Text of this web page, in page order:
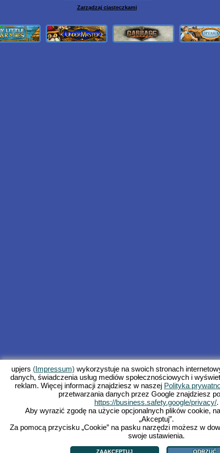
Zarządzaj ciasteczkami
upjers (Impressum) wykorzystuje na swoich stronach
danych, świadczenia usług mediów społecznościowych i
reklam. Więcej informacji znajdziesz w naszej Polityka
przetwarzania danych przez Google znajdziesz
https://business.safety.google/privacy/.
Aby wyrazić zgodę na użycie opcjonalnych plików cookie,
„Akceptuj”.
Za pomocą przycisku „Cookie” na pasku narzędzi możesz w
swoje ustawienia.
ZAAKCEPTUJ ODRZUĆ